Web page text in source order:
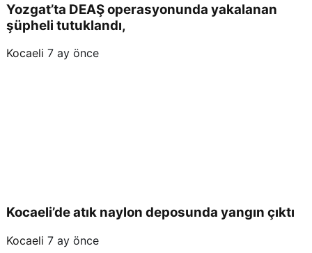
Yozgat’ta DEAŞ operasyonunda yakalanan
şüpheli tutuklandı,
Kocaeli 7 ay önce
Kocaeli’de atık naylon deposunda yangın çıktı
Kocaeli 7 ay önce